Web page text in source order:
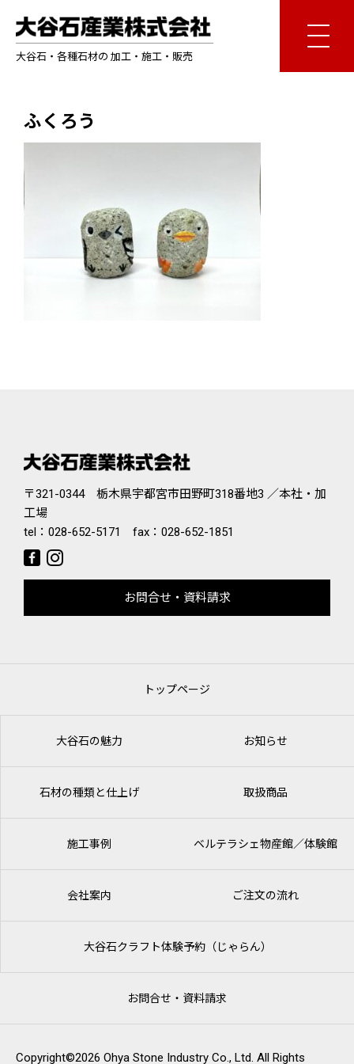
大谷石・各種石材の 加工・施工・販売
ふくろう
〒321-0344 栃木県宇都宮市田野町318番地3 ／本社・加
工場
tel： 028-652-5171 fax：028-652-1851
お問合せ・資料請求
トップページ
大谷石の魅力 お知らせ
石材の種類と仕上げ 取扱商品
施工事例 ベルテラシェ物産館／体験館
会社案内 ご注文の流れ
大谷石クラフト体験予約（じゃらん）
お問合せ・資料請求
Copyright©2026 Ohya Stone Industry Co., Ltd. All Rights